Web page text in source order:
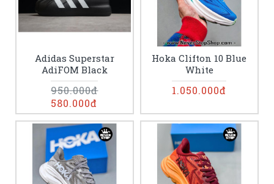
Adidas Superstar
AdiFOM Black
580.000đ
950.000đ
Hoka Clifton 10 Blue
White
1.050.000đ